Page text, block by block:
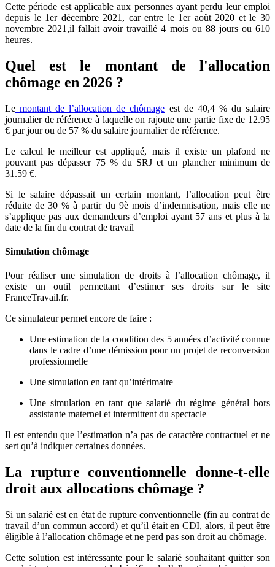
Cette période est applicable aux personnes ayant perdu leur emploi
depuis le 1er décembre 2021, car entre le 1er août 2020 et le 30
novembre 2021,il fallait avoir travaillé 4 mois ou 88 jours ou 610
heures.
Quel est le montant de l'allocation
chômage en 2026 ?
Le montant de l’allocation de chômage est de 40,4 % du salaire
journalier de référence à laquelle on rajoute une partie fixe de 12.95
€ par jour ou de 57 % du salaire journalier de référence.
Le calcul le meilleur est appliqué, mais il existe un plafond ne
pouvant pas dépasser 75 % du SRJ et un plancher minimum de
31.59 €.
Si le salaire dépassait un certain montant, l’allocation peut être
réduite de 30 % à partir du 9è mois d’indemnisation, mais elle ne
s’applique pas aux demandeurs d’emploi ayant 57 ans et plus à la
date de la fin du contrat de travail
Simulation chômage
Pour réaliser une simulation de droits à l’allocation chômage, il
existe un outil permettant d’estimer ses droits sur le site
FranceTravail.fr.
Ce simulateur permet encore de faire :
Une estimation de la condition des 5 années d’activité connue
dans le cadre d’une démission pour un projet de reconversion
professionnelle
Une simulation en tant qu’intérimaire
Une simulation en tant que salarié du régime général hors
assistante maternel et intermittent du spectacle
Il est entendu que l’estimation n’a pas de caractère contractuel et ne
sert qu’à indiquer certaines données.
La rupture conventionnelle donne-t-elle
droit aux allocations chômage ?
Si un salarié est en état de rupture conventionnelle (fin au contrat de
travail d’un commun accord) et qu’il était en CDI, alors, il peut être
éligible à l’allocation chômage et ne perd pas son droit au chômage.
Cette solution est intéressante pour le salarié souhaitant quitter son